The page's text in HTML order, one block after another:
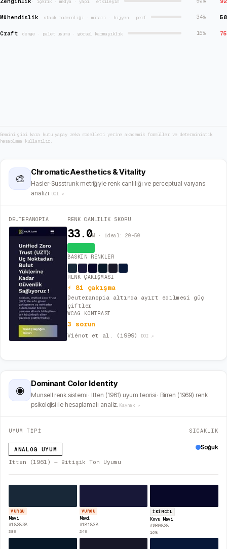
· içerik · medya · yapı · etkileşim
Mühendislik · stack modernliği · mimari · hijyen · perf 34% 58
Craft·denge · palet uyumu · görsel karmaşıklık 16% 75
Gemini gibi kara kutu yapay zeka modelleri yerine akademik formüller ve deterministik
hesaplama kullanılır.
🎨
Chromatic Aesthetics & Vitality
Hasler-Süsstrunk metriğiyle renk canlılığı ve perceptual varyans
analizi. DOI ↗
DEUTERANOPIA RENK CANLILIK SKORU
33.0M · İdeal: 20–50
BASKIN RENKLER
RENK ÇAKIŞMASI
⚡ 81 çakışma
Deuteranopia altında ayırt edilmesi güç
çiftler
WCAG KONTRAST
3 sorun
Viénot et al. (1999) DOI ↗
◉
Dominant Color Identity
Munsell renk sistemi · Itten (1961) uyum teorisi · Birren (1969) renk
psikolojisi ile hesaplamalı analiz. Kaynak ↗
UYUM TİPİ
ANALOG UYUM
Itten (1961) — Bitişik Ton Uyumu
SICAKLIK
Soğuk
VURGU
Mavi
#182838
38%
VURGU
Mavi
#181838
24%
İKINCIL
Koyu Mavi
#080828
16%